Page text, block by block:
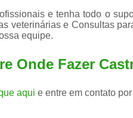
e tenha todo o
veterinárias e Consultas
equipe.
Onde Fazer
aqui e entre em contato